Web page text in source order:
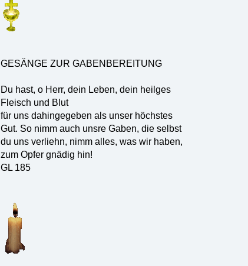
GESÄNGE ZUR GABENBEREITUNG
Du hast, o Herr, dein Leben, dein heilges
Fleisch und Blut
für uns dahingegeben als unser höchstes
Gut. So nimm auch unsre Gaben, die selbst
du uns verliehn, nimm alles, was wir haben,
zum Opfer gnädig hin!
GL 185